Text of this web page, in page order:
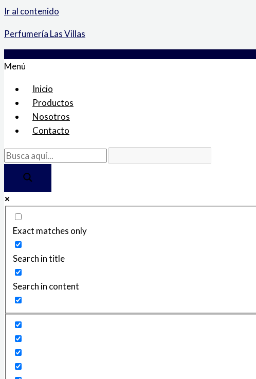
Ir al contenido
Perfumería Las Villas
Menú
Inicio
Productos
Nosotros
Contacto
Exact matches only
Search in title
Search in content